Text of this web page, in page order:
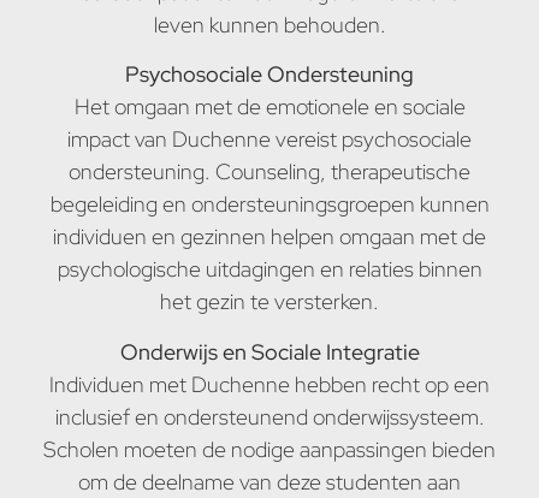
leven kunnen behouden.
Psychosociale Ondersteuning
Het omgaan met de emotionele en sociale
impact van Duchenne vereist psychosociale
ondersteuning. Counseling, therapeutische
begeleiding en ondersteuningsgroepen kunnen
individuen en gezinnen helpen omgaan met de
psychologische uitdagingen en relaties binnen
het gezin te versterken.
Onderwijs en Sociale Integratie
Individuen met Duchenne hebben recht op een
inclusief en ondersteunend onderwijssysteem.
Scholen moeten de nodige aanpassingen bieden
om de deelname van deze studenten aan